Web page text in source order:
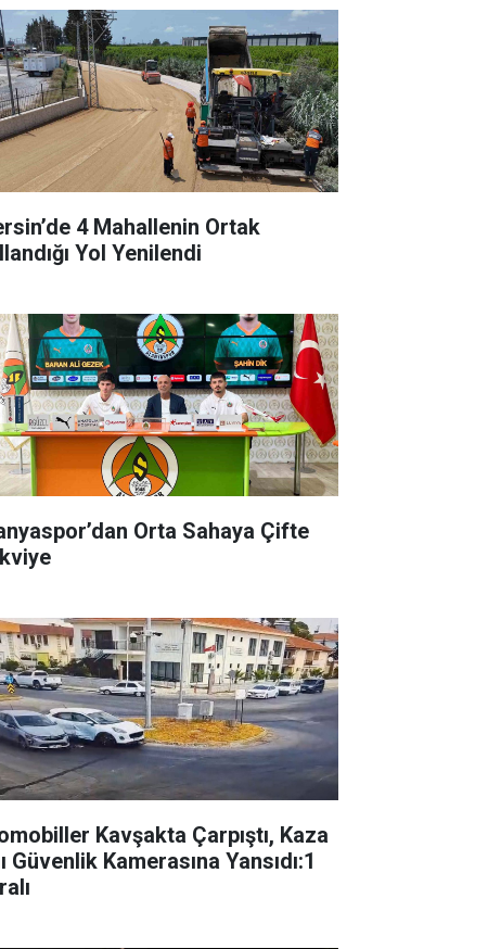
4 Mahallenin Ortak
Yol Yenilendi
Orta Sahaya Çifte
Kavşakta Çarpıştı, Kaza
Güvenlik Kamerasına Yansıdı:1